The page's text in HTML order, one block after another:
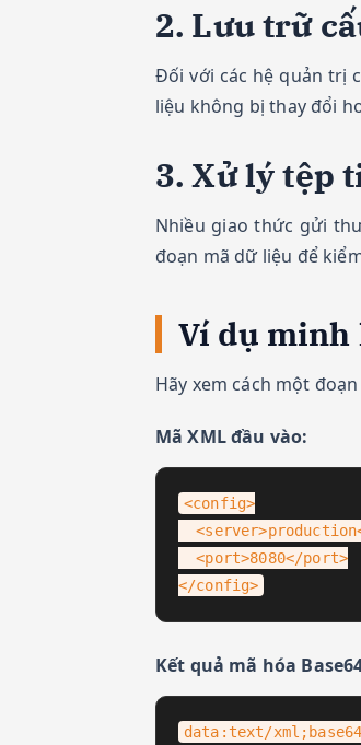
2. Lưu trữ
Đối với các hệ quản trị
liệu không bị thay đổi
3. Xử lý tệp
Nhiều giao thức gửi
đoạn mã dữ liệu để
Ví dụ
Hãy xem cách một
Mã XML đầu vào:
<config>
  <port>8080</port>
</config>
Kết quả mã hóa
data:text/